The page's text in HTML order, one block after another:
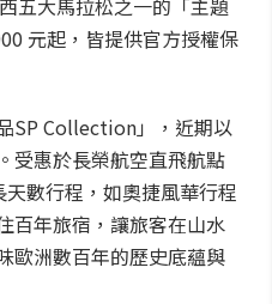
五大馬拉松之一的「主題
元起，皆提供官方授權保
SP Collection」，近期以
受惠於長榮航空直飛航點
數行程，如奧捷風華行程
百年旅宿，讓旅客在山水
歐洲數百年的歷史底蘊與